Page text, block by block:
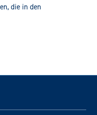
die in den